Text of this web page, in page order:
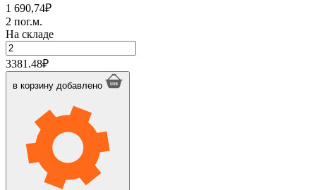
1 690,74₽
2 пог.м.
На складе
Количество
товара
Трубка
Термафлекс
3381.48₽
в корзину добавлено